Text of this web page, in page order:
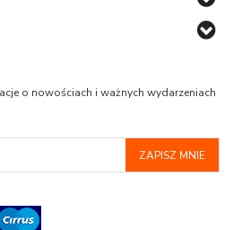
o nowościach i ważnych wydarzeniach